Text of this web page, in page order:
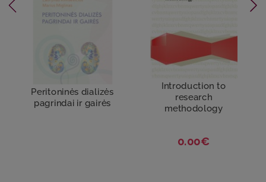
Peritoninės dializės
pagrindai ir gairės
Introduction to
research
methodology
0.00€